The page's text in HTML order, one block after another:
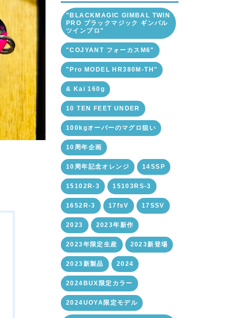
"BLACKMAGIC GIMBAL TWIN
PRO ブラックマジック ギンバル
ツインプロ"
"COJYANT フォーカスM6"
"Pro MODEL HR380M-TH"
& Kai 160g
10 TEN FEET UNDER
100kgオーバーのマグロ狙い
10周年企画
10周年記念オレンジ 14SSP
15102R-3 15103RS-3
1652R-3 17fsV 17SSV
2023 2023年新作
2023年限定生産 2023新登場
2023新製品 2024
2024BUX限定カラー
2024UOYA限定モデル